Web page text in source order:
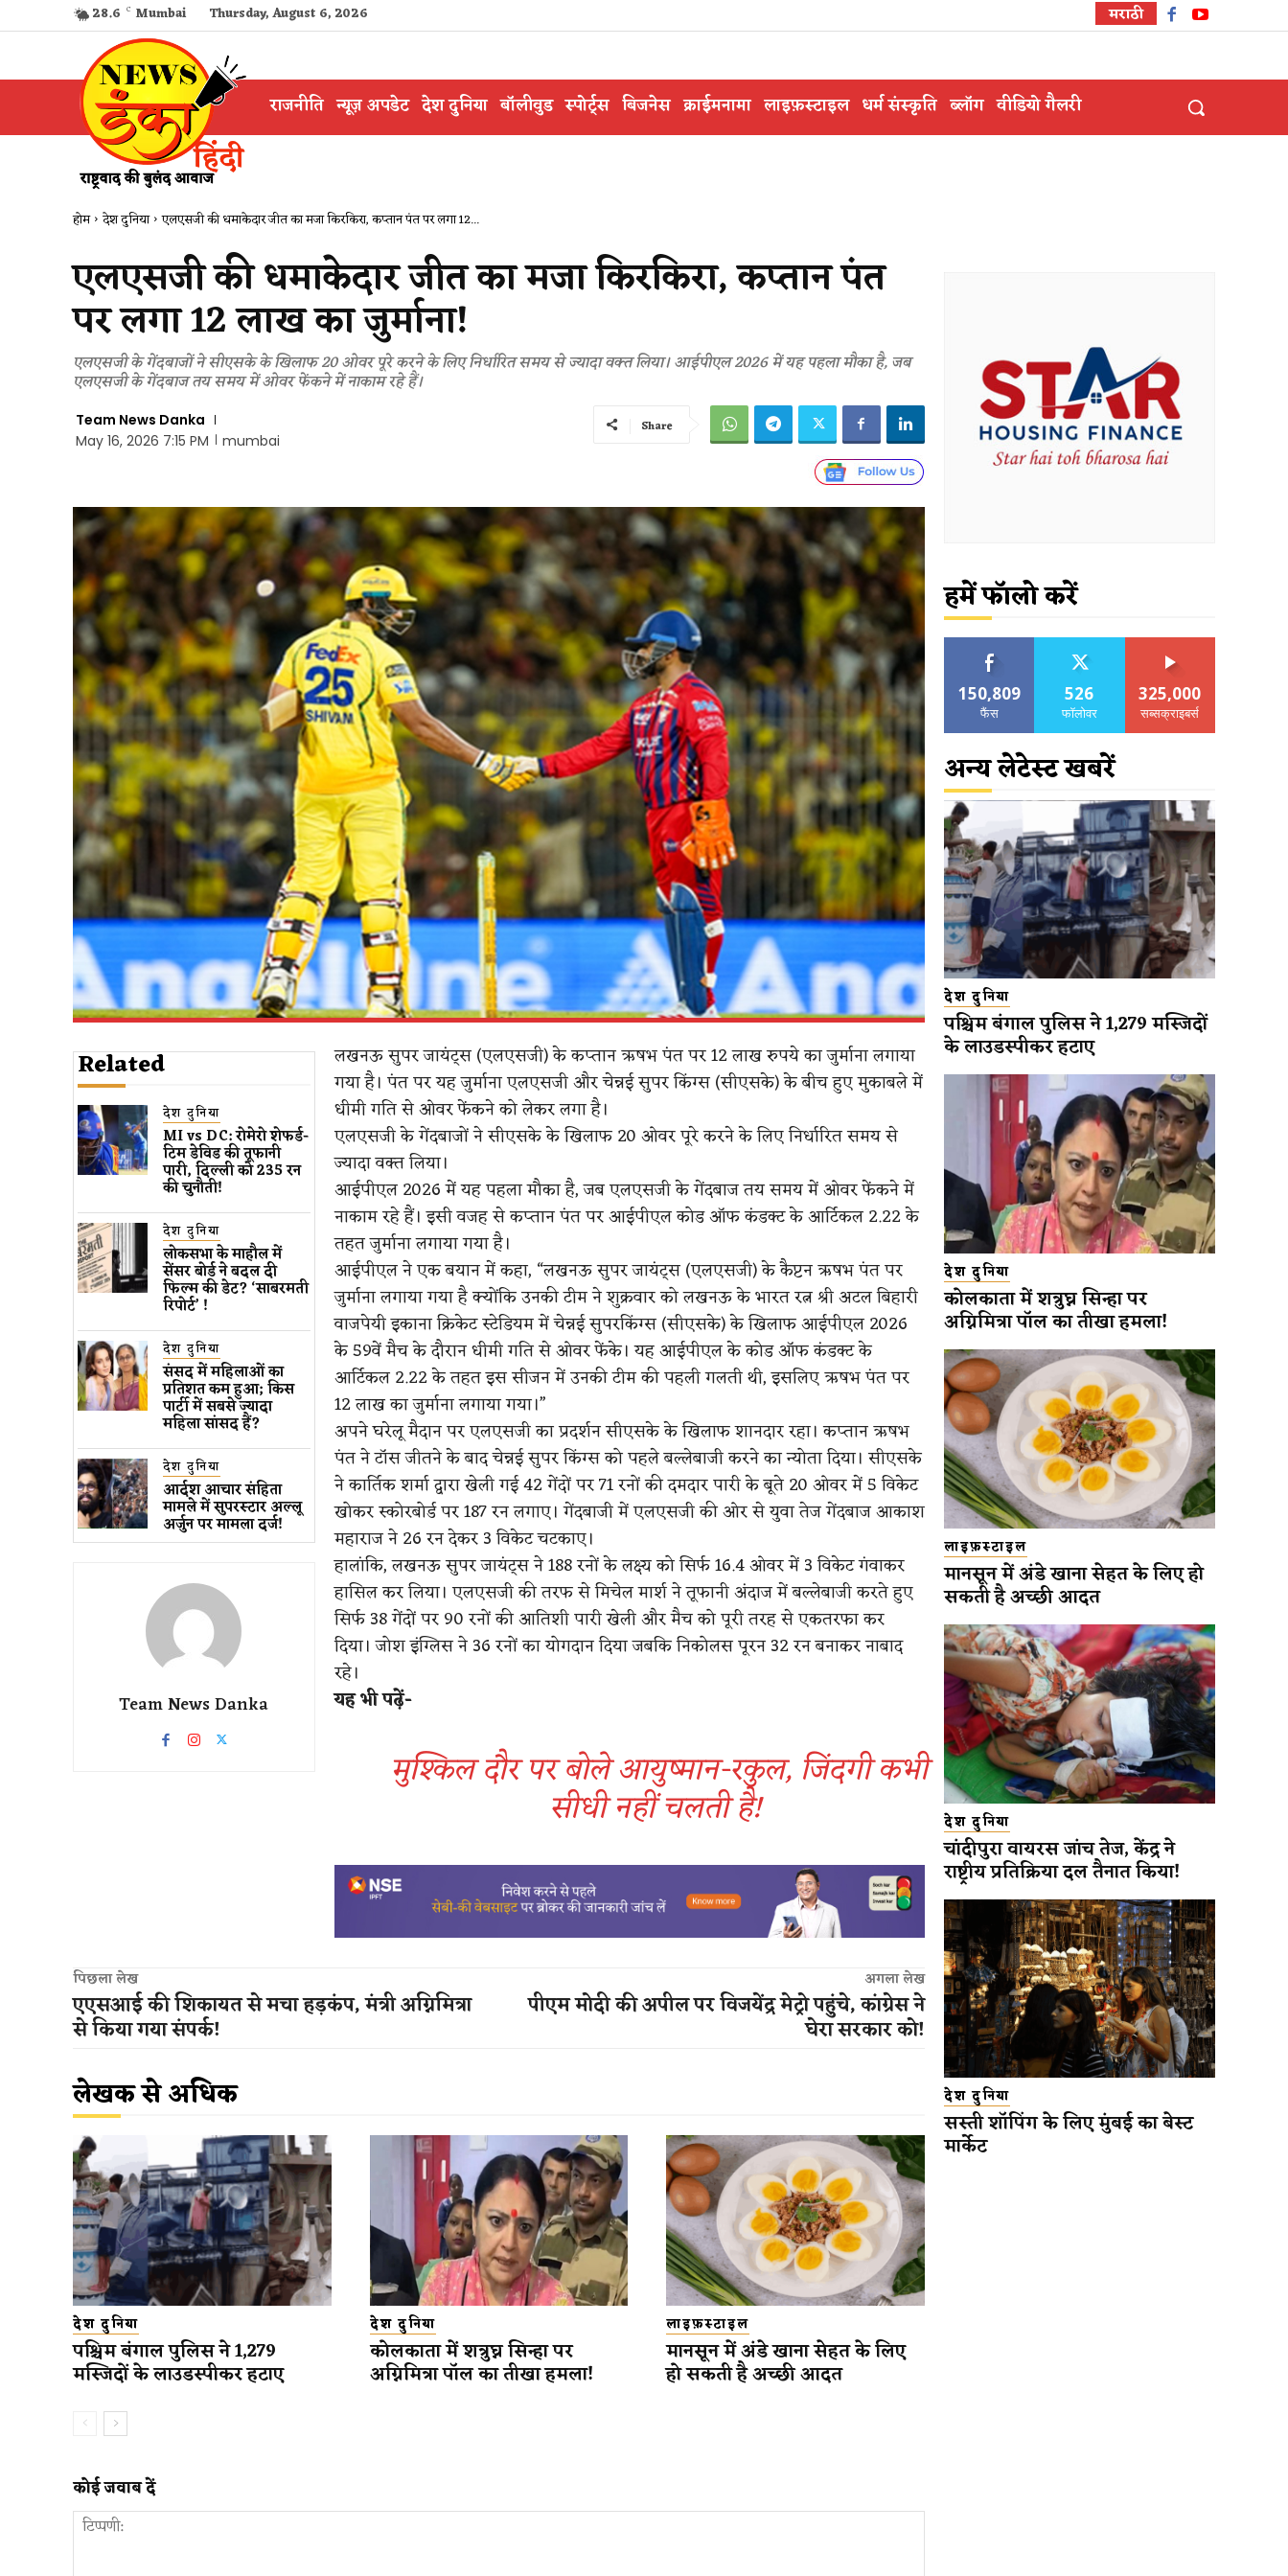
28.6 C Mumbai Thursday, August 6, 2026 मराठी
राजनीति न्यूज़ अपडेट देश दुनिया बॉलीवुड स्पोर्ट्स बिजनेस क्राईमनामा लाइफ़स्टाइल धर्म संस्कृति ब्लॉग वीडियो गैलरी
होम देश दुनिया एलएसजी की धमाकेदार जीत का मजा किरकिरा, कप्तान पंत पर लगा 12...
एलएसजी की धमाकेदार जीत का मजा किरकिरा, कप्तान पंत
पर लगा 12 लाख का जुर्माना!
एलएसजी के गेंदबाजों ने सीएसके के खिलाफ 20 ओवर पूरे करने के लिए निर्धारित समय से ज्यादा वक्त लिया। आईपीएल 2026 में यह पहला मौका है, जब
एलएसजी के गेंदबाज तय समय में ओवर फेंकने में नाकाम रहे हैं।
Team News Danka
May 16, 2026 7:15 PM
mumbai
Share
Related
देश दुनिया
MI vs DC: रोमेरो शेफर्ड-
टिम डेविड की तूफानी
पारी, दिल्ली को 235 रन
की चुनौती!
देश दुनिया
लोकसभा के माहौल में
सेंसर बोर्ड ने बदल दी
फिल्म की डेट? ‘साबरमती
रिपोर्ट’ !
देश दुनिया
संसद में महिलाओं का
प्रतिशत कम ​हुआ​; किस
पार्टी में सबसे ज्यादा
महिला सांसद हैं?
देश दुनिया
आर्दश आचार संहिता
मामले में सुपरस्टार अल्लू
अर्जुन पर मामला दर्ज!
Team News Danka
लखनऊ सुपर जायंट्स (एलएसजी) के कप्तान ऋषभ पंत पर 12 लाख रुपये का जुर्माना लगाया
गया है। पंत पर यह जुर्माना एलएसजी और चेन्नई सुपर किंग्स (सीएसके) के बीच हुए मुकाबले में
धीमी गति से ओवर फेंकने को लेकर लगा है।
एलएसजी के गेंदबाजों ने सीएसके के खिलाफ 20 ओवर पूरे करने के लिए निर्धारित समय से
ज्यादा वक्त लिया।
आईपीएल 2026 में यह पहला मौका है, जब एलएसजी के गेंदबाज तय समय में ओवर फेंकने में
नाकाम रहे हैं। इसी वजह से कप्तान पंत पर आईपीएल कोड ऑफ कंडक्ट के आर्टिकल 2.22 के
तहत जुर्माना लगाया गया है।
आईपीएल ने एक बयान में कहा, “लखनऊ सुपर जायंट्स (एलएसजी) के कैप्टन ऋषभ पंत पर
जुर्माना लगाया गया है क्योंकि उनकी टीम ने शुक्रवार को लखनऊ के भारत रत्न श्री अटल बिहारी
वाजपेयी इकाना क्रिकेट स्टेडियम में चेन्नई सुपरकिंग्स (सीएसके) के खिलाफ आईपीएल 2026
के 59वें मैच के दौरान धीमी गति से ओवर फेंके। यह आईपीएल के कोड ऑफ कंडक्ट के
आर्टिकल 2.22 के तहत इस सीजन में उनकी टीम की पहली गलती थी, इसलिए ऋषभ पंत पर
12 लाख का जुर्माना लगाया गया।”
अपने घरेलू मैदान पर एलएसजी का प्रदर्शन सीएसके के खिलाफ शानदार रहा। कप्तान ऋषभ
पंत ने टॉस जीतने के बाद चेन्नई सुपर किंग्स को पहले बल्लेबाजी करने का न्योता दिया। सीएसके
ने कार्तिक शर्मा द्वारा खेली गई 42 गेंदों पर 71 रनों की दमदार पारी के बूते 20 ओवर में 5 विकेट
खोकर स्कोरबोर्ड पर 187 रन लगाए। गेंदबाजी में एलएसजी की ओर से युवा तेज गेंदबाज आकाश
महाराज ने 26 रन देकर 3 विकेट चटकाए।
हालांकि, लखनऊ सुपर जायंट्स ने 188 रनों के लक्ष्य को सिर्फ 16.4 ओवर में 3 विकेट गंवाकर
हासिल कर लिया। एलएसजी की तरफ से मिचेल मार्श ने तूफानी अंदाज में बल्लेबाजी करते हुए
सिर्फ 38 गेंदों पर 90 रनों की आतिशी पारी खेली और मैच को पूरी तरह से एकतरफा कर
दिया। जोश इंग्लिस ने 36 रनों का योगदान दिया जबकि निकोलस पूरन 32 रन बनाकर नाबाद
रहे।
यह भी पढ़ें-
मुश्किल दौर पर बोले आयुष्मान-रकुल, जिंदगी कभी
सीधी नहीं चलती है!
पिछला लेख
एएसआई की शिकायत से मचा हड़कंप, मंत्री अग्निमित्रा
से किया गया संपर्क!
अगला लेख
पीएम मोदी की अपील पर विजयेंद्र मेट्रो पहुंचे, कांग्रेस ने
घेरा सरकार को!
लेखक से अधिक
देश दुनिया
पश्चिम बंगाल पुलिस ने 1,279
मस्जिदों के लाउडस्पीकर हटाए
देश दुनिया
कोलकाता में शत्रुघ्न सिन्हा पर
अग्निमित्रा पॉल का तीखा हमला!
लाइफ़स्टाइल
मानसून में अंडे खाना सेहत के लिए
हो सकती है अच्छी आदत
कोई जवाब दें
हमें फॉलो करें
150,809
फैंस
526
फॉलोवर
325,000
सब्सक्राइबर्स
अन्य लेटेस्ट खबरें
देश दुनिया
पश्चिम बंगाल पुलिस ने 1,279 मस्जिदों
के लाउडस्पीकर हटाए
देश दुनिया
कोलकाता में शत्रुघ्न सिन्हा पर
अग्निमित्रा पॉल का तीखा हमला!
लाइफ़स्टाइल
मानसून में अंडे खाना सेहत के लिए हो
सकती है अच्छी आदत
देश दुनिया
चांदीपुरा वायरस जांच तेज, केंद्र ने
राष्ट्रीय प्रतिक्रिया दल तैनात किया!
देश दुनिया
सस्ती शॉपिंग के लिए मुंबई का बेस्ट
मार्केट